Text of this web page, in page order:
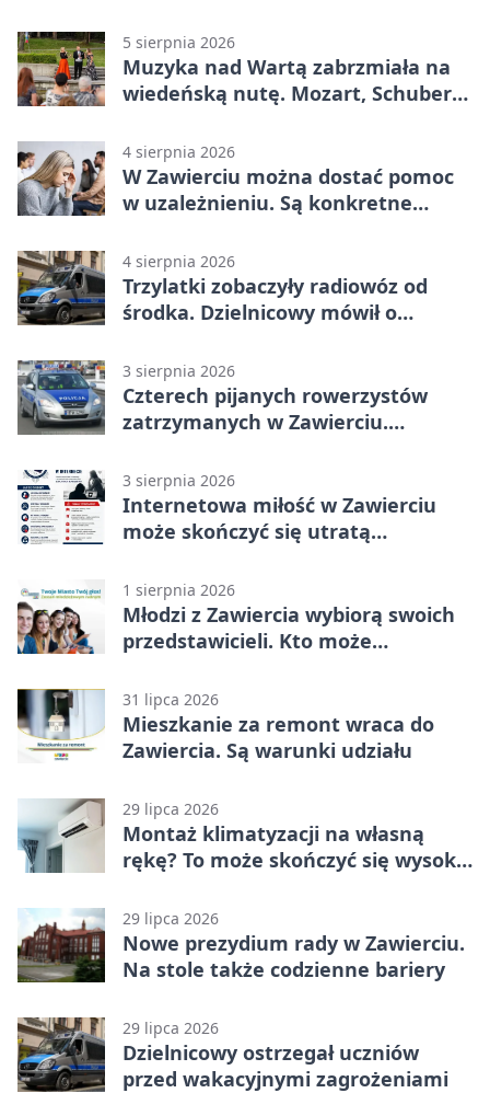
5 sierpnia 2026
Muzyka nad Wartą zabrzmiała na
wiedeńską nutę. Mozart, Schubert i
4 sierpnia 2026
W Zawierciu można dostać pomoc
w uzależnieniu. Są konkretne
4 sierpnia 2026
Trzylatki zobaczyły radiowóz od
środka. Dzielnicowy mówił o
3 sierpnia 2026
Czterech pijanych rowerzystów
zatrzymanych w Zawierciu.
3 sierpnia 2026
Internetowa miłość w Zawierciu
może skończyć się utratą
1 sierpnia 2026
Młodzi z Zawiercia wybiorą swoich
przedstawicieli. Kto może
31 lipca 2026
Mieszkanie za remont wraca do
Zawiercia. Są warunki udziału
29 lipca 2026
Montaż klimatyzacji na własną
rękę? To może skończyć się wysoką
29 lipca 2026
Nowe prezydium rady w Zawierciu.
Na stole także codzienne bariery
29 lipca 2026
Dzielnicowy ostrzegał uczniów
przed wakacyjnymi zagrożeniami